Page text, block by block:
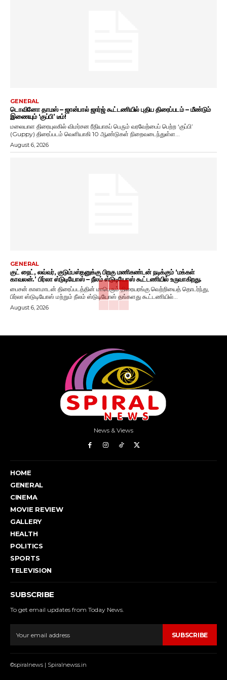
GENERAL
டொவினோ தாமஸ் – ஜான்பால் ஜார்ஜ் கூட்டணியில் புதிய திரைப்படம் – மீண்டும்
இணையும் ‘குப்பி’ டீம்!
மலையாள திரையுலகில் விமர்சன ரீதியாகப் பெரும் வரவேற்பைப் பெற்ற ‘குப்பி’
(Guppy) திரைப்படம் வெளியாகி 10 ஆண்டுகள் நிறைவடைந்துள்ள...
August 6, 2026
GENERAL
குட் நைட், லவ்வர், குடும்பஸ்தனுக்கு பிறகு மணிகண்டன் நடிக்கும் ‘மக்கள்
காவலன்.’ பிர்லா ஸ்டுடியோஸ் – நீலம் ஸ்டுடியோஸ் கூட்டணியில் உருவாகிறது.
பைசன் காளமாடன் திரைப்படத்தின் மாபெரும் திரையரங்கு வெற்றியைத் தொடர்ந்து,
பிர்லா ஸ்டுடியோஸ் மற்றும் நீலம் ஸ்டுடியோஸ் தங்களது கூட்டணியில்...
August 6, 2026
News & Views
HOME
GENERAL
CINEMA
MOVIE REVIEW
GALLERY
HEALTH
POLITICS
SPORTS
TELEVISION
SUBSCRIBE
To get email updates from Today News.
SUBSCRIBE
©spiralnews | Spiralnewss.in